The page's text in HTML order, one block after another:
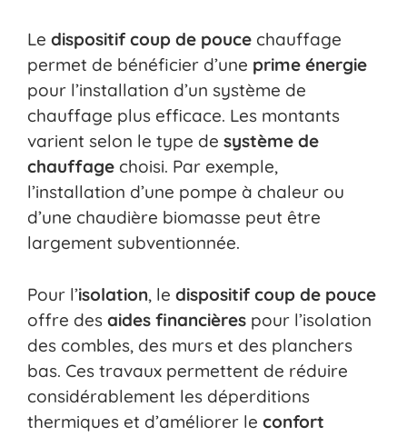
Le dispositif coup de pouce chauffage
permet de bénéficier d’une prime énergie
pour l’installation d’un système de
chauffage plus efficace. Les montants
varient selon le type de système de
chauffage choisi. Par exemple,
l’installation d’une pompe à chaleur ou
d’une chaudière biomasse peut être
largement subventionnée.
Pour l’isolation, le dispositif coup de pouce
offre des aides financières pour l’isolation
des combles, des murs et des planchers
bas. Ces travaux permettent de réduire
considérablement les déperditions
thermiques et d’améliorer le confort